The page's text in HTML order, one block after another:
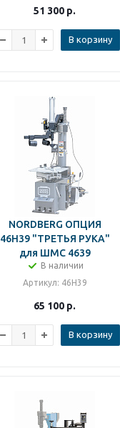
51 300 р.
В корзину
NORDBERG ОПЦИЯ
46H39 "ТРЕТЬЯ РУКА"
для ШМС 4639
В наличии
Артикул: 46H39
65 100 р.
В корзину